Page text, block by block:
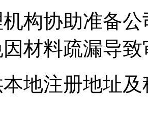
协助准备公
材料疏漏导
注册地址及